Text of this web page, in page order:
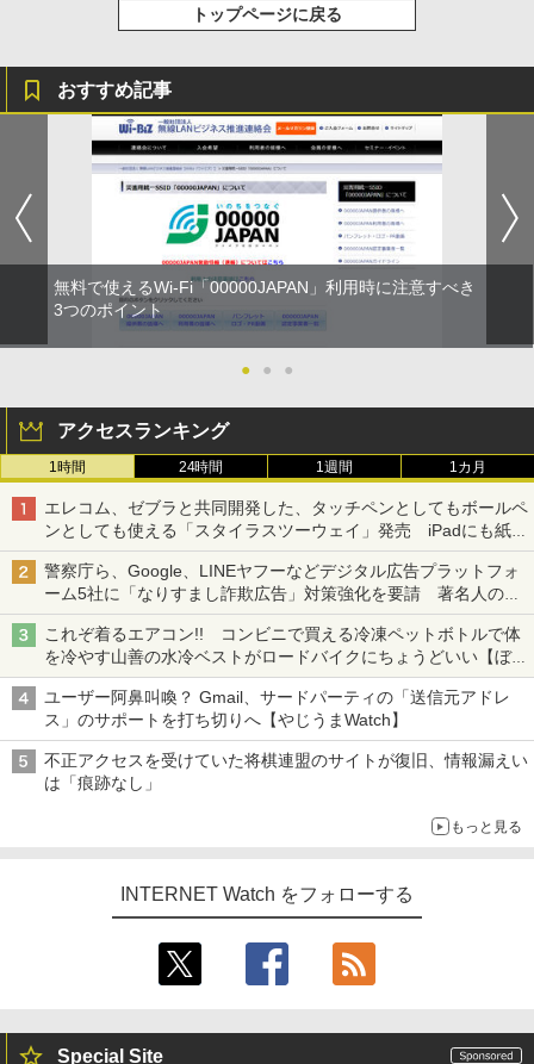
トップページに戻る
おすすめ記事
無料で使えるWi-Fi「00000JAPAN」利用時に注意すべき
3つのポイント
● ● ●
アクセスランキング
1時間 24時間 1週間 1カ月
エレコム、ゼブラと共同開発した、タッチペンとしてもボールペ
ンとしても使える「スタイラスツーウェイ」発売 iPadにも紙に
も、持ち替えずに書き込める
警察庁ら、Google、LINEヤフーなどデジタル広告プラットフォ
ーム5社に「なりすまし詐欺広告」対策強化を要請 著名人の写
真や映像を使った投資詐欺などへの対策として
これぞ着るエアコン!! コンビニで買える冷凍ペットボトルで体
を冷やす山善の水冷ベストがロードバイクにちょうどいい【ぼっ
ち・ざ・ろーど！その14】【空いた時間でなにしてる？】
ユーザー阿鼻叫喚？ Gmail、サードパーティの「送信元アドレ
ス」のサポートを打ち切りへ【やじうまWatch】
不正アクセスを受けていた将棋連盟のサイトが復旧、情報漏えい
は「痕跡なし」
もっと見る
INTERNET Watch をフォローする
Special Site